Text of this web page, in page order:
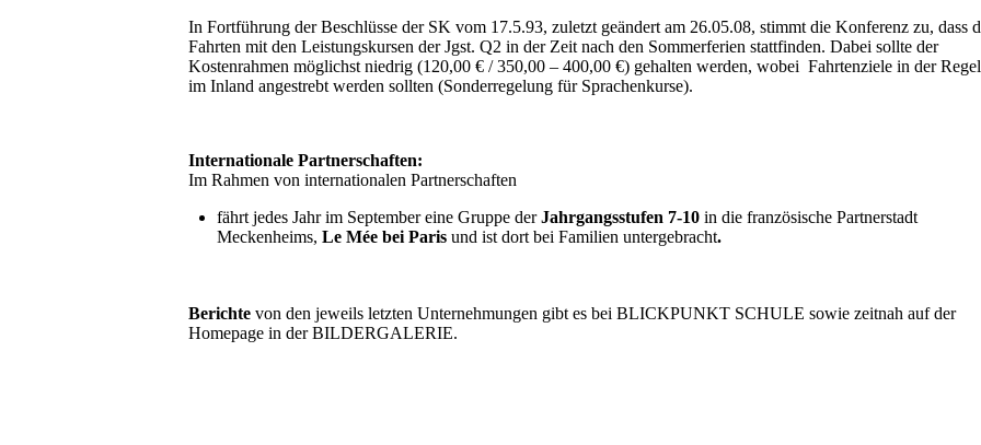
In Fortführung der Beschlüsse der SK vom 17.5.93, zuletzt geändert am 26.05.08, stimmt die Konferenz zu, dass
Fahrten mit den Leistungskursen der Jgst. Q2 in der Zeit nach den Sommerferien stattfinden. Dabei sollte der
Kostenrahmen möglichst niedrig (120,00 € / 350,00 – 400,00 €) gehalten werden, wobei Fahrtenziele in der Regel
im Inland angestrebt werden sollten (Sonderregelung für Sprachenkurse).
Internationale Partnerschaften:
Im Rahmen von internationalen Partnerschaften
fährt jedes Jahr im September eine Gruppe derJahrgangsstufen 7-10 in die französische Partnerstadt
Meckenheims, Le Mée bei Paris und ist dort bei Familien untergebracht.
Berichte von den jeweils letzten Unternehmungen gibt es bei BLICKPUNKT SCHULE sowie zeitnah auf der
Homepage in der BILDERGALERIE.